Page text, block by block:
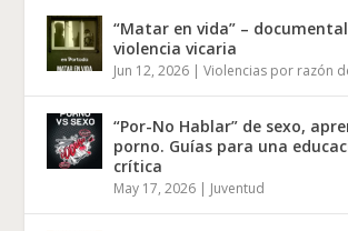
“Matar en vida” –
violencia vicaria
Jun 12, 2026 |Violencias por razón
“Por-No Hablar” de sexo,
porno. Guías para una
crítica
May 17, 2026 | Juventud